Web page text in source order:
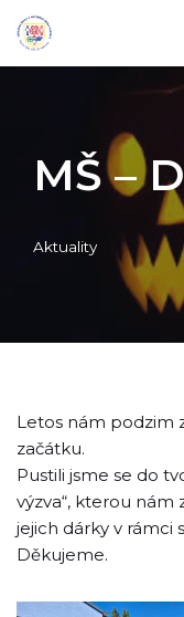
MŠ –
Aktuality
Letos nám podzim
začátku.
Pustili jsme se do
výzva“, kterou
jejich dárky v rámci
Děkujeme.